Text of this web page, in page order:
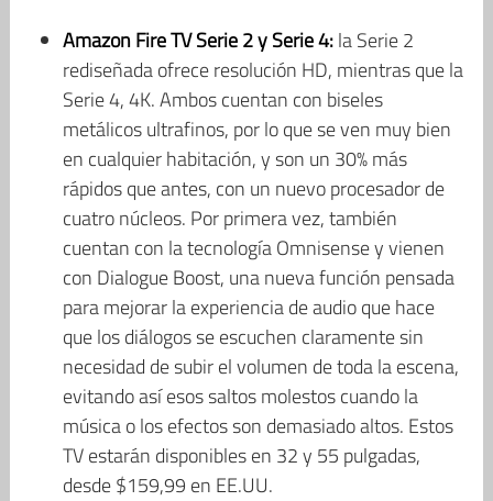
Amazon Fire TV Serie 2 y Serie 4:la Serie 2
rediseñada ofrece resolución HD, mientras que la
Serie 4, 4K. Ambos cuentan con biseles
metálicos ultrafinos, por lo que se ven muy bien
en cualquier habitación, y son un 30% más
rápidos que antes, con un nuevo procesador de
cuatro núcleos. Por primera vez, también
cuentan con la tecnología Omnisense y vienen
con Dialogue Boost, una nueva función pensada
para mejorar la experiencia de audio que hace
que los diálogos se escuchen claramente sin
necesidad de subir el volumen de toda la escena,
evitando así esos saltos molestos cuando la
música o los efectos son demasiado altos. Estos
TV estarán disponibles en 32 y 55 pulgadas,
desde $159,99 en EE.UU.